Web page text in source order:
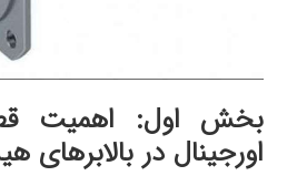
بخش اول: اهمیت
اورجینال در بالابرهای